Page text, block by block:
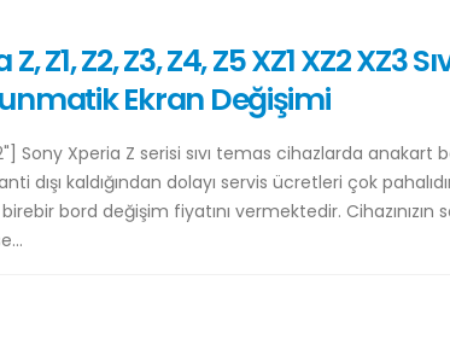
Z1, Z2, Z3, Z4, Z5 XZ1 XZ2 XZ3
Ekran Değişimi
Sony Xperia Z serisi sıvı temas cihazlarda anakart
dışı kaldığından dolayı servis ücretleri çok
bord değişim fiyatını vermektedir.